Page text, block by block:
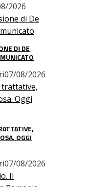
2026
DI DE
07/08/2026
OGGI
07/08/2026